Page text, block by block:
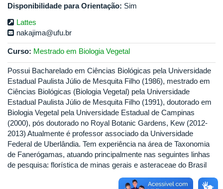
Disponibilidade para Orientação: Sim
Lattes
nakajima@ufu.br
Curso: Mestrado em Biologia Vegetal
Possui Bacharelado em Ciências Biológicas pela Universidade
Estadual Paulista Júlio de Mesquita Filho (1986), mestrado em
Ciências Biológicas (Biologia Vegetal) pela Universidade
Estadual Paulista Júlio de Mesquita Filho (1991), doutorado em
Biologia Vegetal pela Universidade Estadual de Campinas
(2000), pós doutorado no Royal Botanic Gardens, Kew (2012-
2013) Atualmente é professor associado da Universidade
Federal de Uberlândia. Tem experiência na área de Taxonomia
de Fanerógamas, atuando principalmente nas seguintes linhas
de pesquisa: florística de minas gerais e asteraceae do Brasil